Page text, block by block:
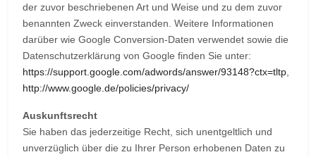
der zuvor beschriebenen Art und Weise und zu dem zuvor
benannten Zweck einverstanden. Weitere Informationen
darüber wie Google Conversion-Daten verwendet sowie die
Datenschutzerklärung von Google finden Sie unter:
https://support.google.com/adwords/answer/93148?ctx=tltp
http://www.google.de/policies/privacy/
Auskunftsrecht
Sie haben das jederzeitige Recht, sich unentgeltlich und
unverzüglich über die zu Ihrer Person erhobenen Daten zu